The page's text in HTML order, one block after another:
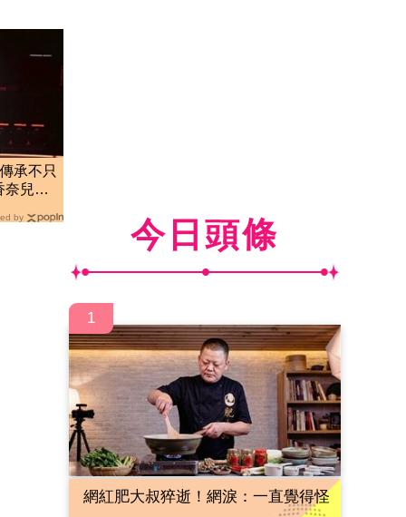
承不只
奈兒、
by 今日頭條
1
網紅肥大叔猝逝！網淚：一直覺得怪